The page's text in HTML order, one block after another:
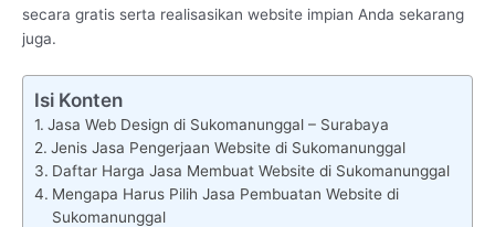
secara gratis serta realisasikan website impian Anda sekarang
juga.
Isi Konten
Jasa Web Design di Sukomanunggal – Surabaya
Jenis Jasa Pengerjaan Website di Sukomanunggal
Daftar Harga Jasa Membuat Website di Sukomanunggal
Mengapa Harus Pilih Jasa Pembuatan Website di
Sukomanunggal